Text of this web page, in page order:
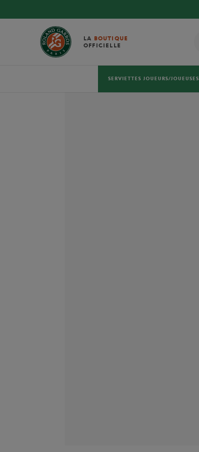
LA BOUTIQUE
OFFICIELLE
SERVIETTES JOUEURS/JOUEUSES